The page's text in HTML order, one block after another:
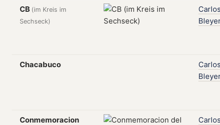
CB (im Kreis im
Sechseck)
Chacabuco
Conmemoracion